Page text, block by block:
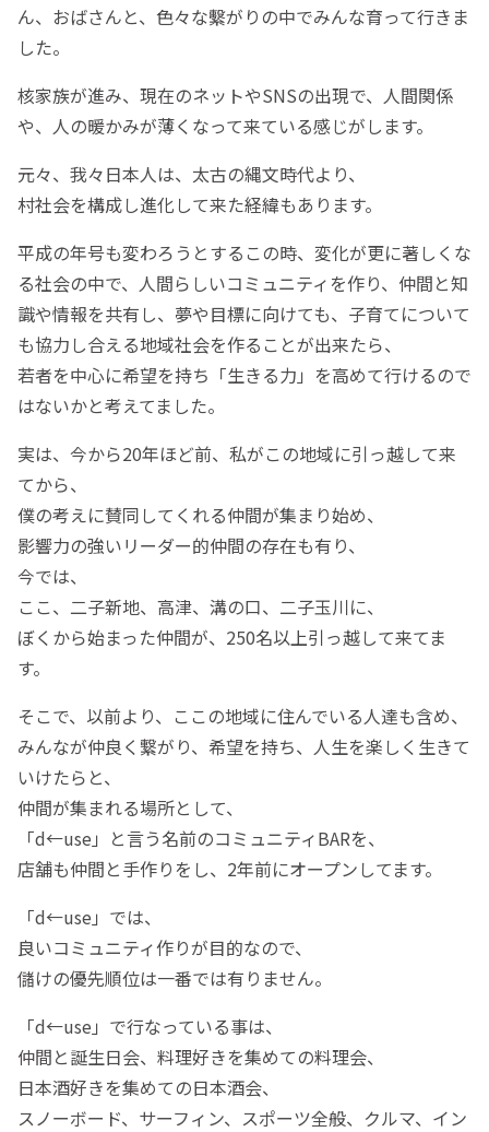
ん、おばさんと、色々な繫がりの中でみんな育って行きま
した。
核家族が進み、現在のネットやSNSの出現で、人間関係
や、人の暖かみが薄くなって来ている感じがします。
元々、我々日本人は、太古の縄文時代より、
村社会を構成し進化して来た経緯もあります。
平成の年号も変わろうとするこの時、変化が更に著しくな
る社会の中で、人間らしいコミュニティを作り、仲間と知
識や情報を共有し、夢や目標に向けても、子育てについて
も協力し合える地域社会を作ることが出来たら、
若者を中心に希望を持ち「生きる力」を高めて行けるので
はないかと考えてました。
実は、今から20年ほど前、私がこの地域に引っ越して来
てから、
僕の考えに賛同してくれる仲間が集まり始め、
影響力の強いリーダー的仲間の存在も有り、
今では、
ここ、二子新地、高津、溝の口、二子玉川に、
ぼくから始まった仲間が、250名以上引っ越して来てま
す。
そこで、以前より、ここの地域に住んでいる人達も含め、
みんなが仲良く繋がり、希望を持ち、人生を楽しく生きて
いけたらと、
仲間が集まれる場所として、
「d←use」と言う名前のコミュニティBARを、
店舗も仲間と手作りをし、2年前にオープンしてます。
「d←use」では、
良いコミュニティ作りが目的なので、
儲けの優先順位は一番では有りません。
「d←use」で行なっている事は、
仲間と誕生日会、料理好きを集めての料理会、
日本酒好きを集めての日本酒会、
スノーボード、サーフィン、スポーツ全般、クルマ、イン